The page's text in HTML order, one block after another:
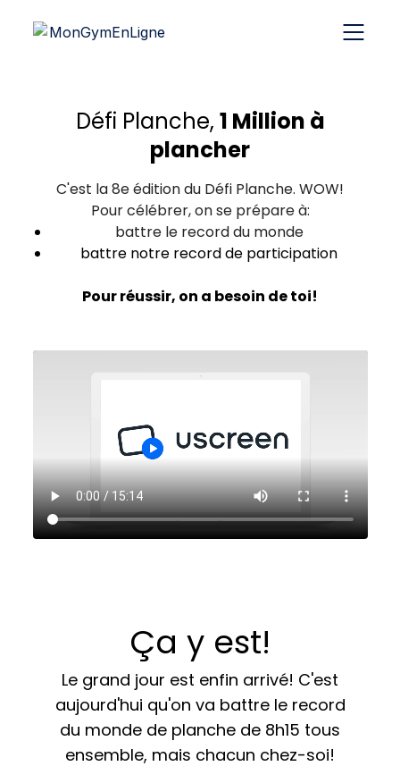
Défi Planche, 1 Million à
plancher
C'est la 8e édition du Défi Planche. WOW!
Pour célébrer, on se prépare à:
battre le record du monde
battre notre record de participation
Pour réussir, on a besoin de toi!
Ça y est!
Le grand jour est enfin arrivé! C'est
aujourd'hui qu'on va battre le record
du monde de planche de 8h15 tous
ensemble, mais chacun chez-soi!